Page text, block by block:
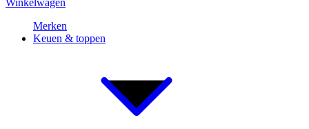
Winkelwagen
Merken
Keuen & toppen